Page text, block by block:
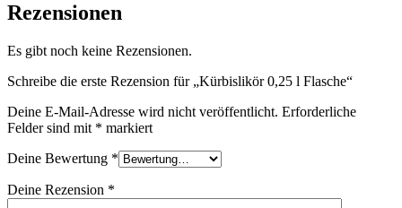
Rezensionen
Es gibt noch keine Rezensionen.
Schreibe die erste Rezension für „Kürbislikör 0,25 l Flasche“
Deine E-Mail-Adresse wird nicht veröffentlicht. Erforderliche
Felder sind mit * markiert
Deine Bewertung *
Deine Rezension *